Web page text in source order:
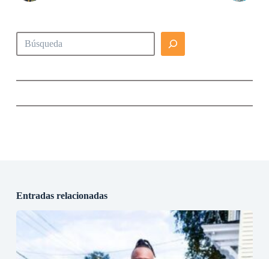
Buscar
Entradas relacionadas